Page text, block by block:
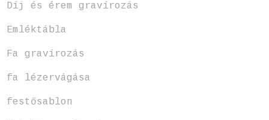
Díj és érem gravírozás
Emléktábla
Fa gravírozás
fa lézervágása
festősablon